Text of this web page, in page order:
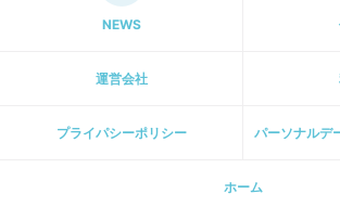
NEWS
運営会社
プライパシーポリシー パーソナルデ
ホーム